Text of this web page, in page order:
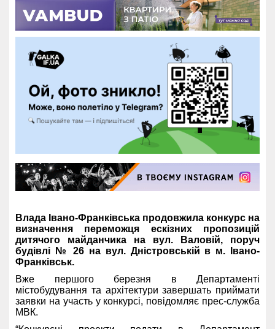
Влада Івано-Франківська продовжила конкурс на
визначення переможця ескізних пропозицій
дитячого майданчика на вул. Валовій, поруч
будівлі № 26 на вул. Дністровській в м. Івано-
Франківськ.
Вже першого березня в Департаменті
містобудування та архітектури завершать приймати
заявки на участь у конкурсі, повідомляє прес-служба
МВК.